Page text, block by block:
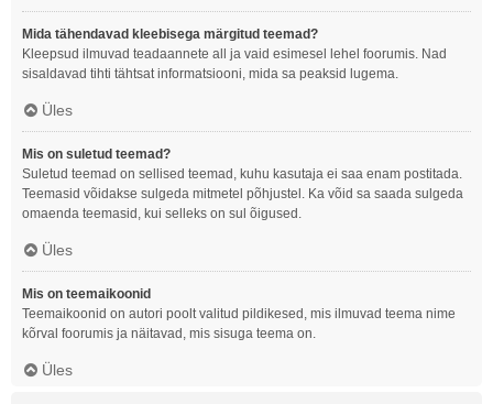
Mida tähendavad kleebisega märgitud teemad?
Kleepsud ilmuvad teadaannete all ja vaid esimesel lehel foorumis. Nad
sisaldavad tihti tähtsat informatsiooni, mida sa peaksid lugema.
Üles
Mis on suletud teemad?
Suletud teemad on sellised teemad, kuhu kasutaja ei saa enam postitada.
Teemasid võidakse sulgeda mitmetel põhjustel. Ka võid sa saada sulgeda
omaenda teemasid, kui selleks on sul õigused.
Üles
Mis on teemaikoonid
Teemaikoonid on autori poolt valitud pildikesed, mis ilmuvad teema nime
kõrval foorumis ja näitavad, mis sisuga teema on.
Üles